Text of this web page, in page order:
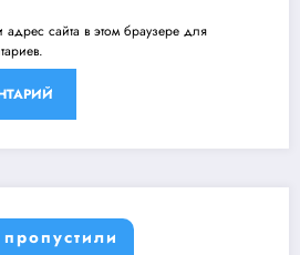
сайта в этом браузере для